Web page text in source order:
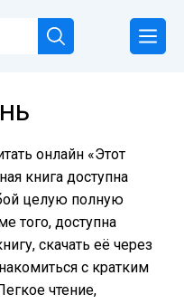
онлайн «Этот
книга доступна
целую полную
того, доступна
скачать её через
с кратким
чтение,